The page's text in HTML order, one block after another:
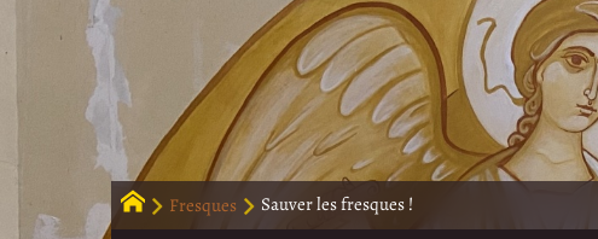
Fresques Sauver les fresques !